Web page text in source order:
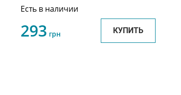
Есть в наличии
293 грн КУПИТЬ